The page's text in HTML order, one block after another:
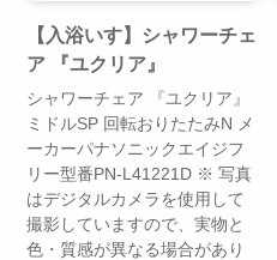
【入浴いす】シャワーチェ
ア 『ユクリア』
シャワーチェア 『ユクリア』
ミドルSP 回転おりたたみN メ
ーカーパナソニックエイジフ
リー型番PN-L41221D ※ 写真
はデジタルカメラを使用して
撮影していますので、実物と
色・質感が異なる場合があり